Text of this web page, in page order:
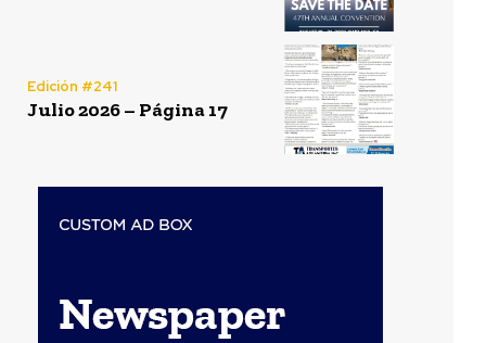
Edición #241
Julio 2026 – Página 17